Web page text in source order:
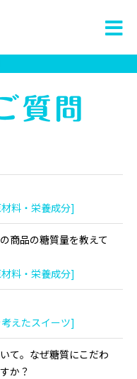
料・栄養成分]
商品の糖質量を教えて
料・栄養成分]
えたスイーツ]
て。なぜ糖質にこだわ
か？